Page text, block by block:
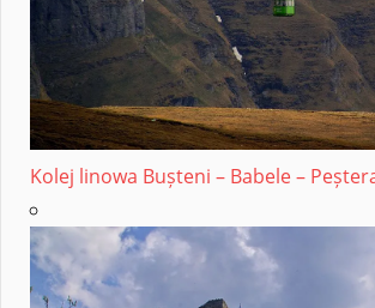
Kolej linowa Bușteni – Babele –